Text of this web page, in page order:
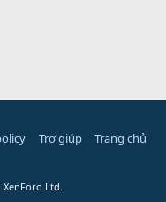
Trợ giúp Trang chủ
XenForo Ltd.